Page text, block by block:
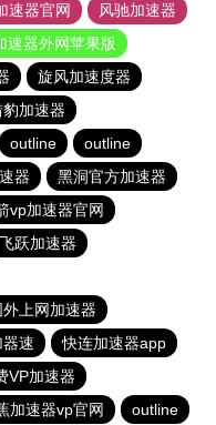
速器官网
风驰加速器
速器外网苹果版
旋风加速度器
豹加速器
outline
outline
器
黑洞官方加速器
vp加速器官网
飞跃加速器
外上网加速器
速
快连加速器app
VP加速器
加速器vp官网 outline